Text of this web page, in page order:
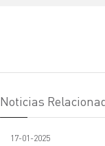
Noticias
17-01-2025